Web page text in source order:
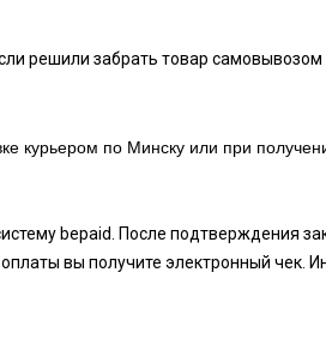
решили забрать товар самовывозом
курьером по Минску или при
bepaid. После
вы получите электронный